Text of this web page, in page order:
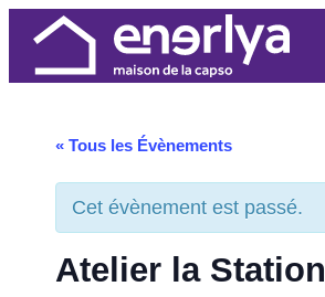
« Tous les Évènements
Cet évènement est passé.
Atelier la Station